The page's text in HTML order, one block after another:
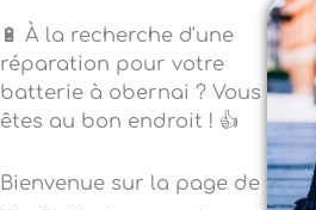
🔋 À la recherche d'une
réparation pour votre
batterie à obernai ? Vous
êtes au bon endroit ! 👍
Bienvenue sur la page de